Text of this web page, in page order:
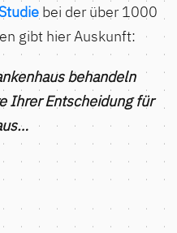
bei der über 1000
gibt hier Auskunft:
behandeln
Ihrer Entscheidung für